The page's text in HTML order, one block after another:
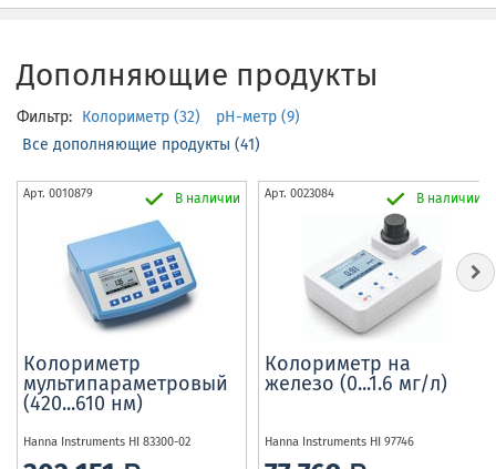
Дополняющие продукты
Фильтр: Колориметр (32)
pH-метр (9)
Все дополняющие продукты (41)
Арт. 0010879 В наличии
Колориметр
мультипараметровый
(420...610 нм)
Hanna Instruments HI 83300-02
Арт. 0023084 В наличии
Колориметр на
железо (0...1.6 мг/л)
Hanna Instruments HI 97746